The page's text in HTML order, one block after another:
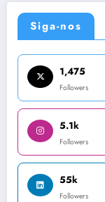
Siga-nos
1,475
Followers
5.1k
Followers
55k
Followers